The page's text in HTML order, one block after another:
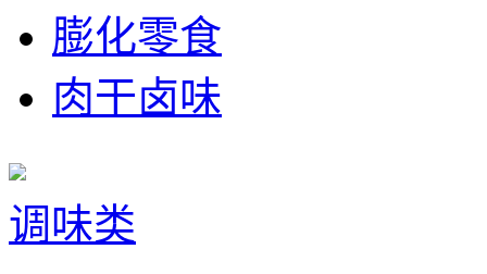
膨化零食
肉干卤味
调味类